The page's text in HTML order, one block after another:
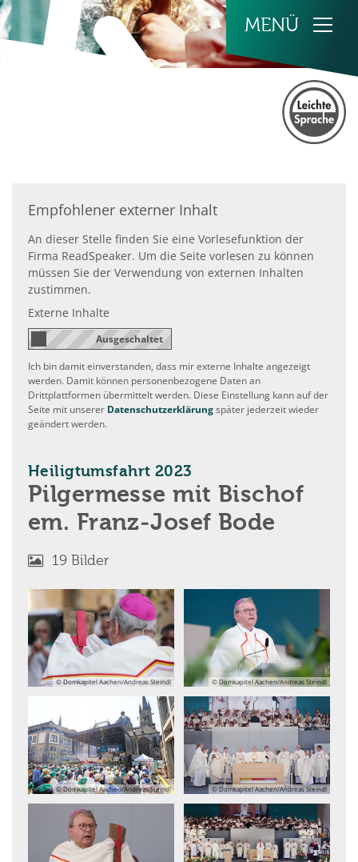
Zum Inhalt springen
Empfohlener externer Inhalt
An dieser Stelle finden Sie eine Vorlesefunktion der
Firma ReadSpeaker. Um die Seite vorlesen zu können
müssen Sie der Verwendung von externen Inhalten
zustimmen.
Externe Inhalte
Ich bin damit einverstanden, dass mir externe Inhalte angezeigt
werden. Damit können personenbezogene Daten an
Drittplattformen übermittelt werden. Diese Einstellung kann auf der
Seite mit unserer Datenschutzerklärungspäter jederzeit wieder
geändert werden.
Heiligtumsfahrt 2023
Pilgermesse mit Bischof
em. Franz-Josef Bode
19 Bilder
© Domkapitel Aachen/Andreas Steindl © Domkapitel Aachen/Andreas Steindl
© Domkapitel Aachen/Andreas Steindl © Domkapitel Aachen/Andreas Steindl